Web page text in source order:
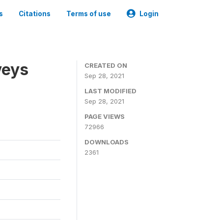
Citations Terms of use Login
CREATED ON
Sep 28, 2021
LAST MODIFIED
Sep 28, 2021
PAGE VIEWS
72966
DOWNLOADS
2361